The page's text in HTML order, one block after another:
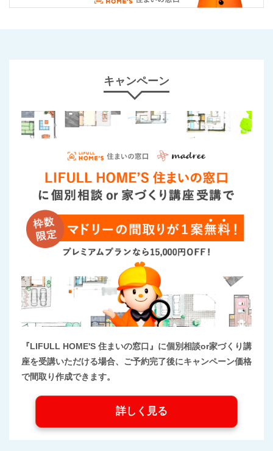
キャンペーン
『LIFULL HOME'S 住まいの窓口』に個別相談or家づくり講
座を受講いただける場合、ご予約完了後にキャンペーン価格
で間取り作成できます。
詳しく見る